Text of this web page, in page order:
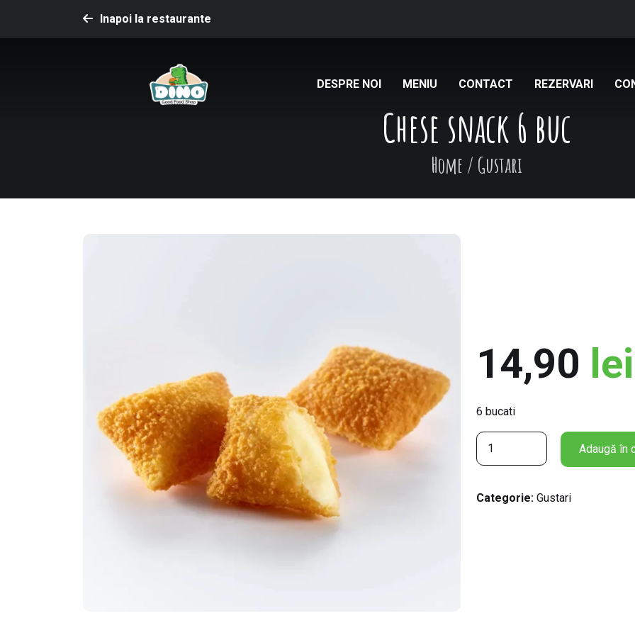
Inapoi la restaurante
DESPRE NOI MENIU CONTACT REZERVARI
Chese snack 6 buc
Home / Gustari
14,90 lei
6 bucati
C
a
t
Adaugă în
Categorie: Gustari